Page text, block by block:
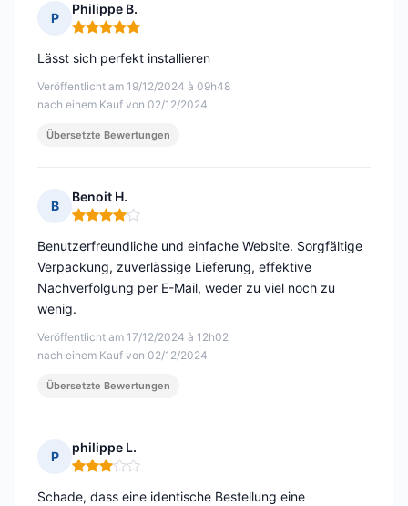
P
Philippe B.
Hinweis: 5 von 5
Veröffentlicht am 19/12/2024 à 09h48
nach einem Kauf von 02/12/2024
Lässt sich perfekt installieren
Übersetzte Bewertungen
B
Benoit H.
Hinweis: 4 von 5
Veröffentlicht am 17/12/2024 à 12h02
nach einem Kauf von 02/12/2024
Benutzerfreundliche und einfache Website. Sorgfältige
Verpackung, zuverlässige Lieferung, effektive
Nachverfolgung per E-Mail, weder zu viel noch zu
wenig.
Übersetzte Bewertungen
P
philippe L.
Hinweis: 3 von 5
Schade, dass eine identische Bestellung eine